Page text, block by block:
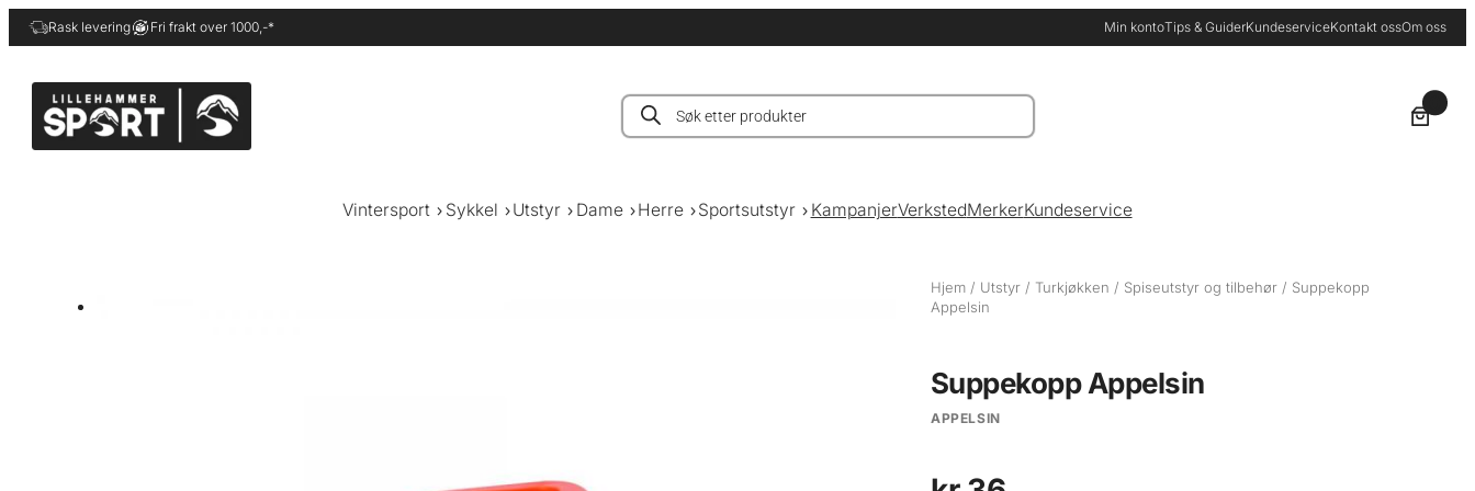
Hopp
til
Rask levering Fri frakt over 1000,-* Min kontoTips & GuiderKundeserviceKontakt ossOm oss
Products
search
Vintersport Sykkel Utstyr Dame Herre Sportsutstyr KampanjerVerkstedMerkerKundeservice
Hjem / Utstyr / Turkjøkken / Spiseutstyr og tilbehør / Suppekopp
Appelsin
Suppekopp Appelsin
APPELSIN